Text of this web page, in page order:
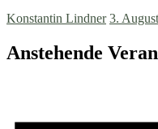
Konstantin Lindner 3.
Anstehende